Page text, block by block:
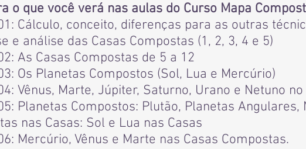
o que você verá nas aulas do Curso Mapa
Cálculo, conceito, diferenças para as outras
e análise das Casas Compostas (1, 2, 3, 4 e 5)
As Casas Compostas de 5 a 12
Os Planetas Compostos (Sol, Lua e Mercúrio)
Vênus, Marte, Júpiter, Saturno, Urano e Netuno
Planetas Compostos: Plutão, Planetas Angulares,
nas Casas: Sol e Lua nas Casas
Mercúrio, Vênus e Marte nas Casas Compostas.